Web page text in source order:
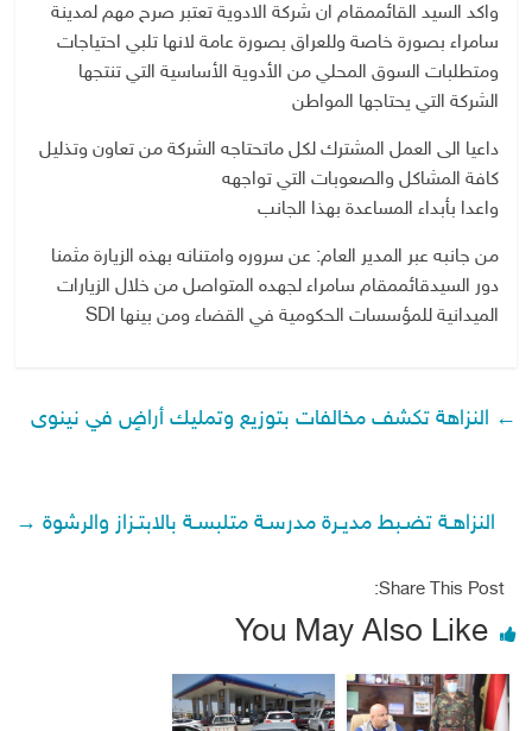
واكد السيد القائممقام ان شركة الادوية تعتبر صرح مهم لمدينة
سامراء بصورة خاصة وللعراق بصورة عامة لانها تلبي احتياجات
ومتطلبات السوق المحلي من الأدوية الأساسية التي تنتجها
الشركة التي يحتاجها المواطن
داعيا الى العمل المشترك لكل ماتحتاجه الشركة من تعاون وتذليل
كافة المشاكل والصعوبات التي تواجهه
واعدا بأبداء المساعدة بهذا الجانب
من جانبه عبر المدير العام: عن سروره وامتنانه بهذه الزيارة مثمنا
دور السيدقائممقام سامراء لجهده المتواصل من خلال الزيارات
الميدانية للمؤسسات الحكومية في القضاء ومن بينها SDI
← النزاهة تكشف مخالفات بتوزيع وتمليك أراضٍ في نينوى
النزاهـة تضـبط مديـرة مدرسـة متلبسـة بالابتـزاز والرشوة →
Share This Post:
You May Also Like